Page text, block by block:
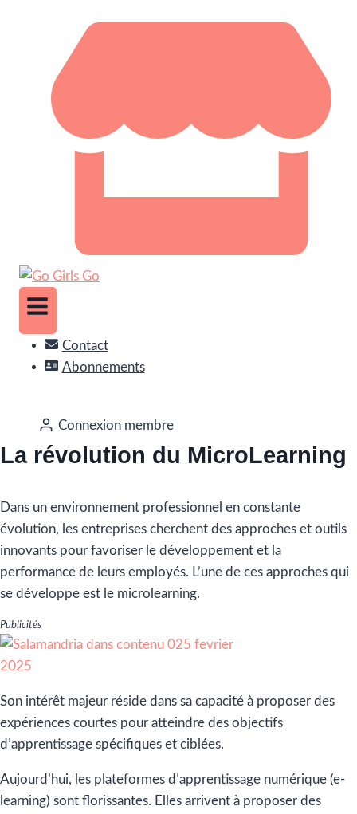
Contact
Abonnements
Connexion membre
La révolution du MicroLearning
Dans un environnement professionnel en constante
évolution, les entreprises cherchent des approches et outils
innovants pour favoriser le développement et la
performance de leurs employés. L’une de ces approches qui
se développe est le microlearning.
Publicités
‌Son intérêt majeur réside dans sa capacité à proposer des
expériences courtes pour atteindre des objectifs
d’apprentissage spécifiques et ciblées.
Aujourd’hui, les plateformes d’apprentissage numérique (e-
learning) sont florissantes. Elles arrivent à proposer des